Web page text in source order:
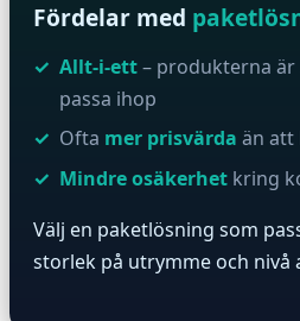
Fördelar med
Allt-i-ett– produkterna
passa ihop
Ofta mer prisvärda än att
Mindre osäkerhet kring
Välj en paketlösning som
storlek på utrymme och nivå